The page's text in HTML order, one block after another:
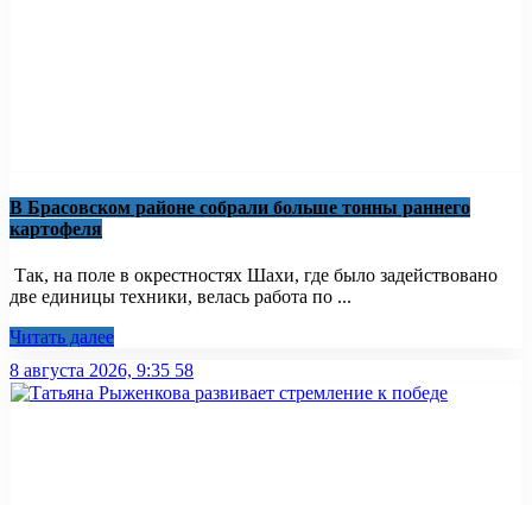
В Брасовском районе собрали больше тонны раннего
картофеля
Так, на поле в окрестностях Шахи, где было задействовано
две единицы техники, велась работа по ...
Читать далее
8 августа 2026, 9:35 58